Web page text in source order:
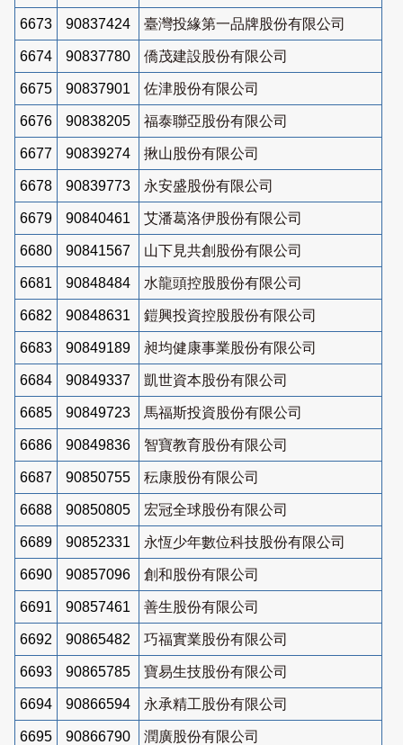
6673 90837424 臺灣投緣第一品牌股份有限公司
6674 90837780 僑茂建設股份有限公司
6675 90837901 佐津股份有限公司
6676 90838205 福泰聯亞股份有限公司
6677 90839274 揪山股份有限公司
6678 90839773 永安盛股份有限公司
6679 90840461 艾潘葛洛伊股份有限公司
6680 90841567 山下見共創股份有限公司
6681 90848484 水龍頭控股股份有限公司
6682 90848631 鎧興投資控股股份有限公司
6683 90849189 昶均健康事業股份有限公司
6684 90849337 凱世資本股份有限公司
6685 90849723 馬福斯投資股份有限公司
6686 90849836 智寶教育股份有限公司
6687 90850755 秐康股份有限公司
6688 90850805 宏冠全球股份有限公司
6689 90852331 永恆少年數位科技股份有限公司
6690 90857096 創和股份有限公司
6691 90857461 善生股份有限公司
6692 90865482 巧福實業股份有限公司
6693 90865785 寶易生技股份有限公司
6694 90866594 永承精工股份有限公司
6695 90866790 潤廣股份有限公司